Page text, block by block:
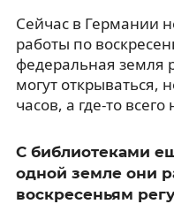
Сейчас в Германии
работы по
федеральная земля
могут открываться,
часов, а где-то всего
С библиотеками
одной земле они
воскресеньям